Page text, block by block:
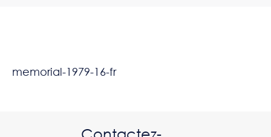
memorial-1979-16-fr